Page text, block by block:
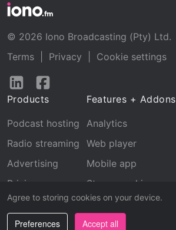
Agree to storing cookies on your device.
Preferences Accept all
© 2026 Iono Broadcasting (Pty) Ltd.
Terms
Privacy
Cookie settings
Follow
LinkedInFacebook
Products
Podcast hosting
Radio streaming
Advertising
Pricing
Features + Addons
Analytics
Web player
Mobile app
Stream archive
Recognition